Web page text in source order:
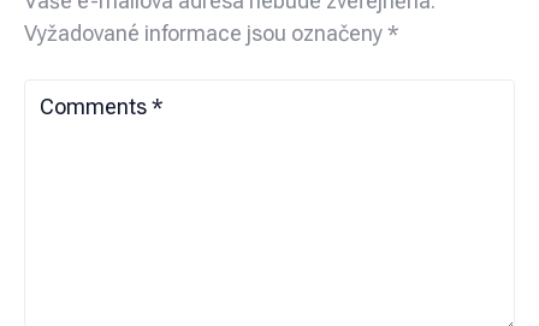
Vyžadované informace jsou označeny*